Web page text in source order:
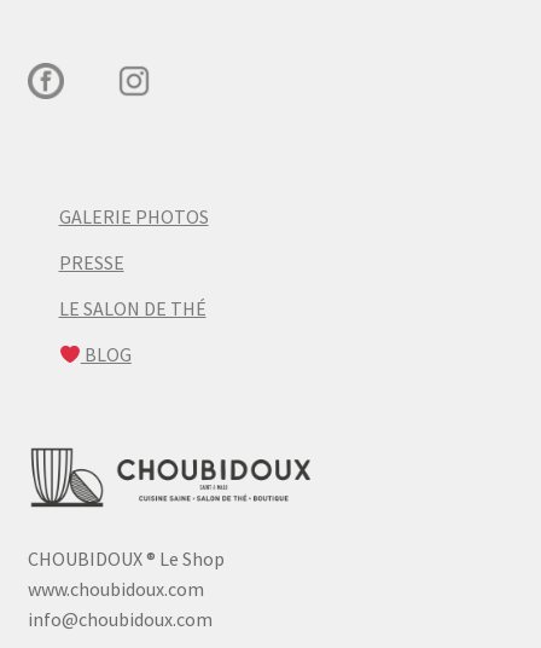
GALERIE PHOTOS
PRESSE
LE SALON DE THÉ
BLOG
CHOUBIDOUX® Le Shop
www.choubidoux.com
info@choubidoux.com